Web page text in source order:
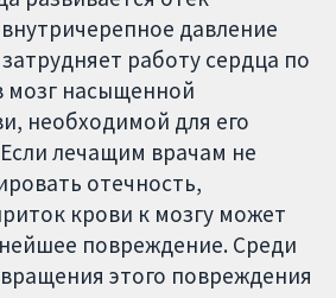
давление
работу сердца по
мозг насыщенной
необходимой для его
лечащим врачам не
отечность,
крови к мозгу может
повреждение. Среди
этого повреждения